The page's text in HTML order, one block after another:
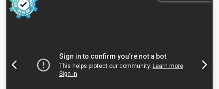
Tussenmaat: 135 mm -Afmetingen: 460/400/H1450 mm -
Gewicht: 113 kg